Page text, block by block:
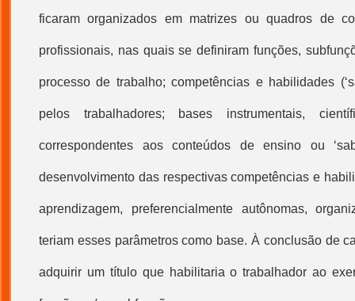
ficaram organizados em matrizes ou quadros de
profissionais, nas quais se definiram funções,
processo de trabalho; competências e habilidades
pelos trabalhadores; bases instrumentais,
correspondentes aos conteúdos de ensino ou
desenvolvimento das respectivas competências e
aprendizagem, preferencialmente autônomas,
teriam esses parâmetros como base. À conclusão de
adquirir um título que habilitaria o trabalhador ao